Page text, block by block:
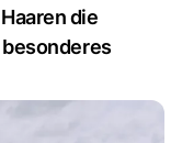
die